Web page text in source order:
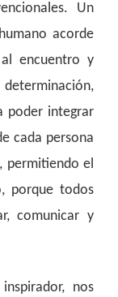
Un
acorde
encuentro y
poder integrar
cada persona
permitiendo el
porque todos
comunicar y
nos